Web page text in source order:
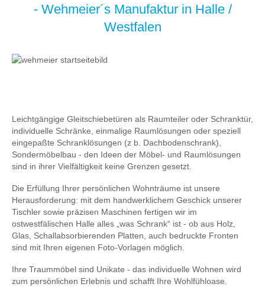
- Wehmeier´s Manufaktur in Halle /
Westfalen
Leichtgängige Gleitschiebetüren als Raumteiler oder Schranktür,
individuelle Schränke, einmalige Raumlösungen oder speziell
eingepaßte Schranklösungen (z b. Dachbodenschrank),
Sondermöbelbau - den Ideen der Möbel- und Raumlösungen
sind in ihrer Vielfältigkeit keine Grenzen gesetzt.
Die Erfüllung Ihrer persönlichen Wohnträume ist unsere
Herausforderung: mit dem handwerklichem Geschick unserer
Tischler sowie präzisen Maschinen fertigen wir im
ostwestfälischen Halle alles „was Schrank“ ist - ob aus Holz,
Glas, Schallabsorbierenden Platten, auch bedruckte Fronten
sind mit Ihren eigenen Foto-Vorlagen möglich.
Ihre Traummöbel sind Unikate - das individuelle Wohnen wird
zum persönlichen Erlebnis und schafft Ihre Wohlfühloase.